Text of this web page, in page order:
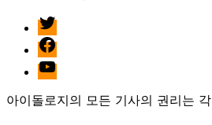
twitter
facebook
Youtube
아이돌로지의 모든 기사의 권리는 각